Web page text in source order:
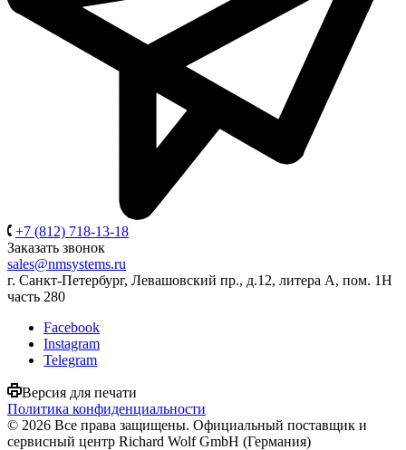
+7 (812) 718-13-18
Заказать звонок
sales@nmsystems.ru
г. Санкт-Петербург, Левашовский пр., д.12, литера А, пом. 1Н
часть 280
Facebook
Instagram
Telegram
Версия для печати
Политика конфиденциальности
© 2026 Все права защищены. Официальный поставщик и
сервисный центр Richard Wolf GmbH (Германия)